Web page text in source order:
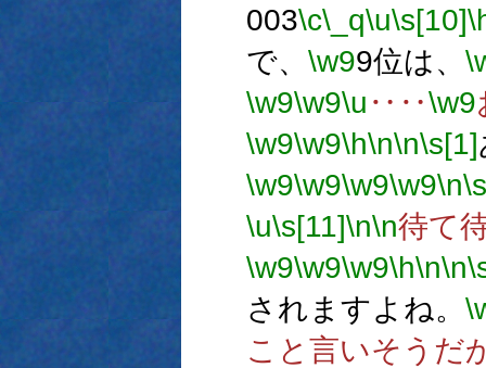
003\c\_q\u\s[10]
で、 \w99位は、
\w9\w9\u ‥‥\w9
\w9\w9\h\n\n\s[1]
\w9\w9\w9\w9\n
\u\s[11]\n\n待て
\w9\w9\w9\h\n\n
されますよね。
こと言いそうだ